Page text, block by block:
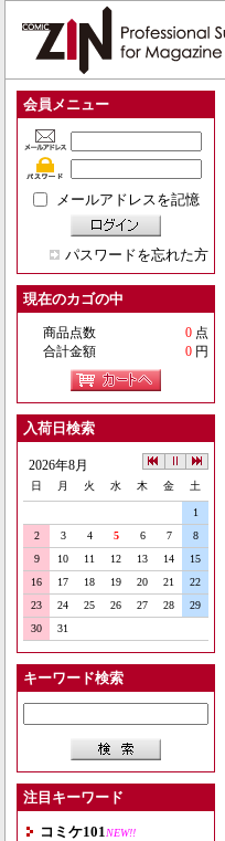
会員メニュー
メールアドレスを記憶
パスワードを忘れた方
現在のカゴの中
商品点数 0 点
合計金額
0 円
入荷日検索
2026年8月
日 月 火 水 木 金 土
1
2
3 4 5 6 7
8
9
10 11 12 13 14
15
16
17 18 19 20 21
22
23
24 25 26 27 28
29
30
31
キーワード検索
注目キーワード
コミケ101 NEW!!